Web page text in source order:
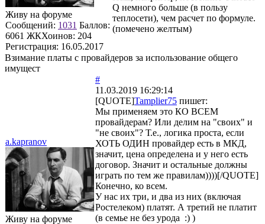
Живу на форуме
Сообщений: 1031 Баллов:
6061 ЖКХоинов: 204
Регистрация: 16.05.2017
Q немного больше (в пользу
теплосети), чем расчет по формуле.
(помечено желтым)
Взимание платы с провайдеров за использование общего
имущест
a.kapranov
Живу на форуме
#
11.03.2019 16:29:14
[QUOTE]Tamplier75 пишет:
Мы применяем это КО ВСЕМ
провайдерам? Или делим на "своих" и
"не своих"? Т.е., логика проста, если
ХОТЬ ОДИН провайдер есть в МКД,
значит, цена определена и у него есть
договор. Значит и остальные должны
играть по тем же правилам))))[/QUOTE]
Конечно, ко всем.
У нас их три, и два из них (включая
Ростелеком) платят. А третий не платит
(в семье не без урода :) )